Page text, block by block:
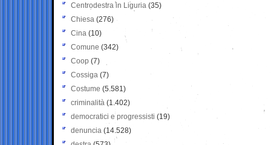
Centrodestra in Liguria (35)
Chiesa (276)
Cina (10)
Comune (342)
Coop (7)
Cossiga (7)
Costume (5.581)
criminalità (1.402)
democratici e progressisti (19)
denuncia (14.528)